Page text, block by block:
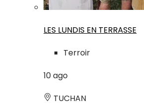
LES LUNDIS EN TERRASSE
Terroir
10ago
TUCHAN